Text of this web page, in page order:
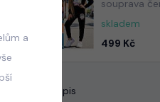
souprava
skladem
499 Kč
Popis
a